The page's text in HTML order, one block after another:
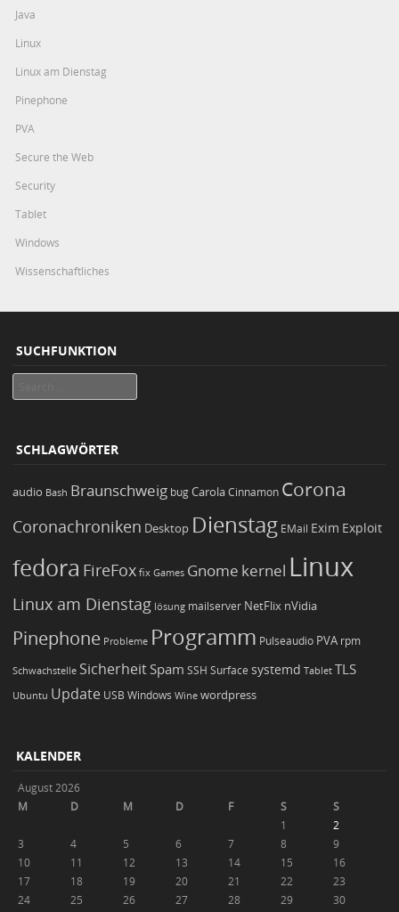
Java
Linux
Linux am Dienstag
Pinephone
PVA
Secure the Web
Security
Tablet
Windows
Wissenschaftliches
SUCHFUNKTION
SCHLAGWÖRTER
audio Bash Braunschweig bugCarola Cinnamon Corona
Coronachroniken Desktop Dienstag EMail Exim Exploit
fedora FireFox fix Games Gnome kernel Linux
Linux am Dienstag lösung mailserver NetFlix nVidia
Pinephone Probleme Programm Pulseaudio PVA rpm
Schwachstelle Sicherheit Spam SSH Surface systemd Tablet TLS
Ubuntu Update USB Windows Wine wordpress
KALENDER
August 2026
M
D M D F S
S
1
2
3
4 5 6 7 8
9
10
11 12 13 14 15
16
17
18 19 20 21 22
23
24
25 26 27 28 29
30